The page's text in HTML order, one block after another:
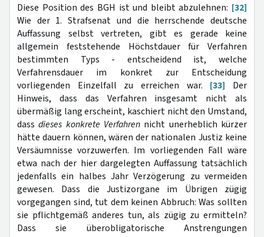
Diese Position des BGH ist und bleibt abzulehnen: [32]
Wie der 1. Strafsenat und die herrschende deutsche
Auffassung selbst vertreten, gibt es gerade keine
allgemein feststehende Höchstdauer für Verfahren
bestimmten Typs - entscheidend ist, welche
Verfahrensdauer im konkret zur Entscheidung
vorliegenden Einzelfall zu erreichen war. [33] Der
Hinweis, dass das Verfahren insgesamt nicht als
übermäßig lang erscheint, kaschiert nicht den Umstand,
dassdieses konkrete Verfahren nicht unerheblich kürzer
hätte dauern können, wären der nationalen Justiz keine
Versäumnisse vorzuwerfen. Im vorliegenden Fall wäre
etwa nach der hier dargelegten Auffassung tatsächlich
jedenfalls ein halbes Jahr Verzögerung zu vermeiden
gewesen. Dass die Justizorgane im Übrigen zügig
vorgegangen sind, tut dem keinen Abbruch: Was sollten
sie pflichtgemäß anderes tun, als zügig zu ermitteln?
Dass sie überobligatorische Anstrengungen